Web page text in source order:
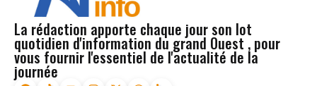
La rédaction apporte chaque jour son lot
quotidien d'information du grand Ouest , pour
vous fournir l'essentiel de l'actualité de la
journée